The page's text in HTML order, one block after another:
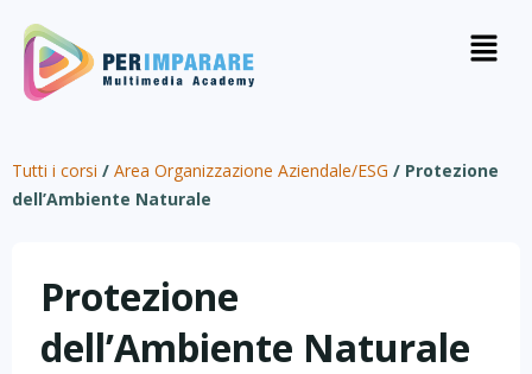
Tutti i corsi / Area Organizzazione Aziendale/ESG / Protezione
dell’Ambiente Naturale
Protezione
dell’Ambiente Naturale